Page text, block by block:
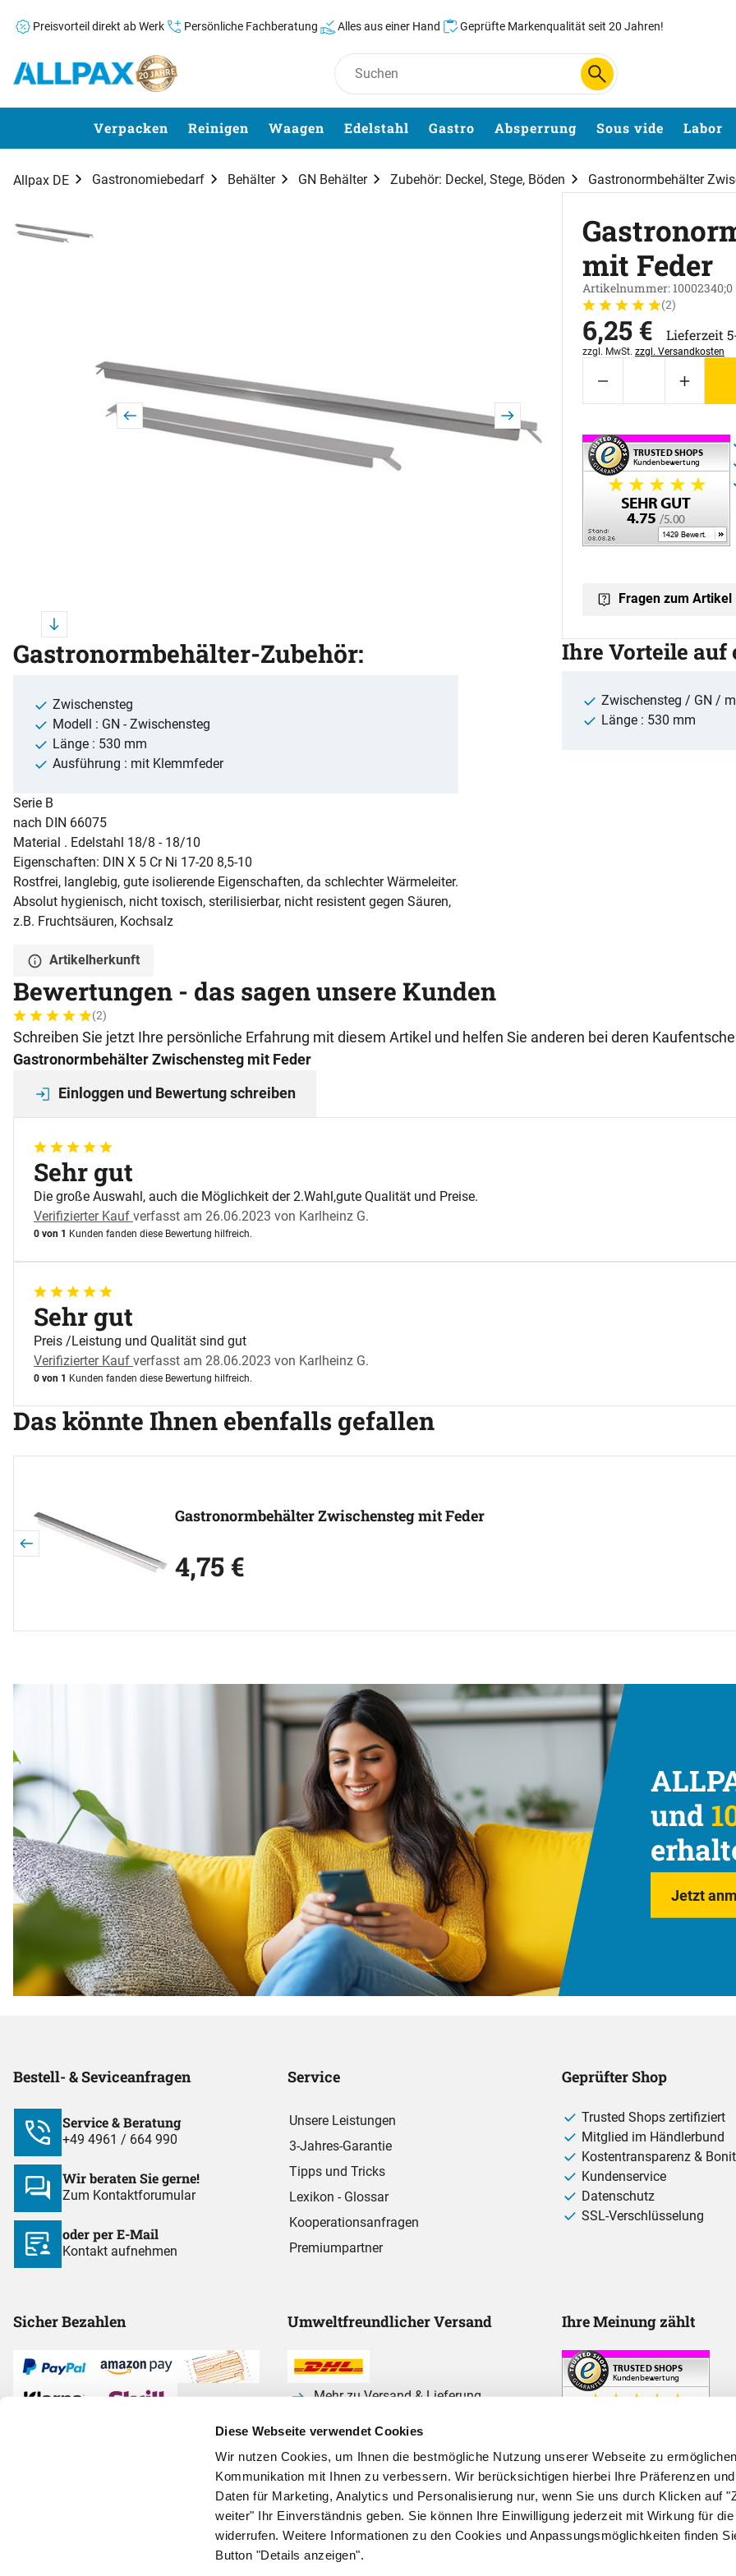
Diese Webseite verwendet Cookies
Wir nutzen Cookies, um Ihnen die bestmögliche Nutzung unserer Webseite zu
Kommunikation mit Ihnen zu verbessern. Wir berücksichtigen hierbei Ihre Präferenzen
Daten für Marketing, Analytics und Personalisierung nur, wenn Sie uns durch Klicken auf
weiter" Ihr Einverständnis geben. Sie können Ihre Einwilligung jederzeit mit Wirkung für
widerrufen. Weitere Informationen zu den Cookies und Anpassungsmöglichkeiten finden
Button "Details anzeigen".
Preisvorteil direkt ab Werk Persönliche Fachberatung Alles aus einer Hand Geprüfte Markenqualität seit 20 Jahren!
Zum Hauptinhalt springen
Verpacken Reinigen Waagen Edelstahl Gastro Absperrung Sous vide Labor
Allpax DE Gastronomiebedarf Behälter GN Behälter Zubehör: Deckel, Stege, Böden Gastronormbehälter
Zur Kaufbox springen
mit Feder
Artikelnummer: 10002340;0
Bewertung: 5 von 5 (2
2 Bewertungen
(2)
6,25 € Lieferzeit
Steuerhinweis:
zzgl. MwSt. zzgl. Versandkosten
Fragen zum Artikel
Gastronormbehälter-Zubehör:
Zwischensteg
Modell : GN - Zwischensteg
Länge : 530 mm
Ausführung : mit Klemmfeder
Serie B
nach DIN 66075
Material . Edelstahl 18/8 - 18/10
Eigenschaften: DIN X 5 Cr Ni 17-20 8,5-10
Rostfrei, langlebig, gute isolierende Eigenschaften, da schlechter Wärmeleiter.
Absolut hygienisch, nicht toxisch, sterilisierbar, nicht resistent gegen Säuren,
z.B. Fruchtsäuren, Kochsalz
Artikelherkunft
Ihre Vorteile auf
Zwischensteg / GN /
Länge : 530 mm
Bewertungen - das sagen unsere Kunden
Bewertung: 5 von 5 (2 Bewertungen)
2 Bewertungen
(2)
Schreiben Sie jetzt Ihre persönliche Erfahrung mit diesem Artikel und helfen Sie anderen bei deren
Gastronormbehälter Zwischensteg mit Feder
Einloggen und Bewertung schreiben
5 von 5
Sehr gut
Die große Auswahl, auch die Möglichkeit der 2.Wahl,gute Qualität und Preise.
Verifizierter Kauf verfasst am 26.06.2023 von Karlheinz G.
0 von 1 Kunden fanden diese Bewertung hilfreich.
5 von 5
Sehr gut
Preis /Leistung und Qualität sind gut
Verifizierter Kauf verfasst am 28.06.2023 von Karlheinz G.
0 von 1 Kunden fanden diese Bewertung hilfreich.
Das könnte Ihnen ebenfalls gefallen
Gastronormbehälter Zwischensteg mit Feder
4,75 €
und
Jetzt
Bestell- & Seviceanfragen
Service & Beratung
+49 4961 / 664 990
Wir beraten Sie gerne!
Zum Kontaktforumular
oder per E-Mail
Kontakt aufnehmen
Service
Unsere Leistungen
3-Jahres-Garantie
Tipps und Tricks
Lexikon - Glossar
Kooperationsanfragen
Premiumpartner
Geprüfter Shop
Trusted Shops zertifiziert
Mitglied im Händlerbund
Kostentransparenz &
Kundenservice
Datenschutz
SSL-Verschlüsselung
Sicher Bezahlen Umweltfreundlicher Versand
Mehr zu Versand & Lieferung
Ihre Meinung zählt